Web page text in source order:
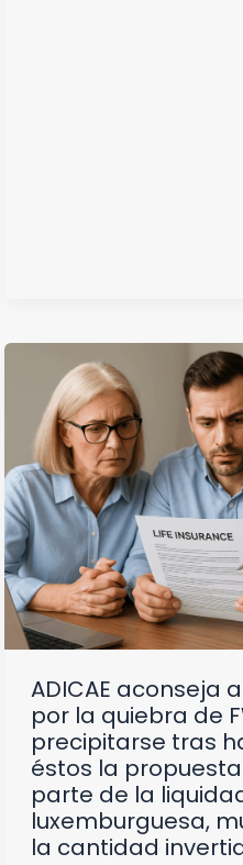
ADICAE aconseja
por la quiebra de
precipitarse tras
éstos la
parte de la
luxemburguesa,
la cantidad